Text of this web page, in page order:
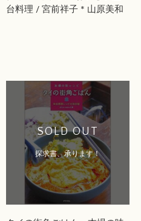
台料理 / 宮前祥子 * 山原美和
SOLD OUT
探求書、承ります！